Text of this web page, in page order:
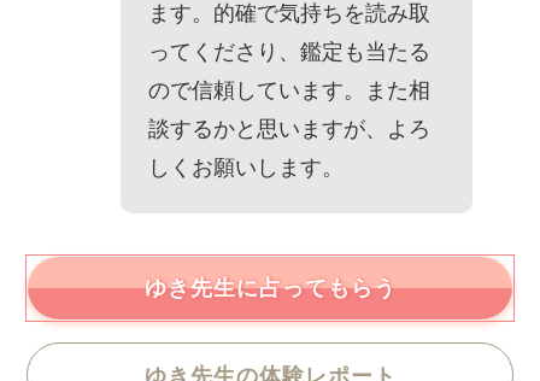
ます。的確で気持ちを読み取
ってくださり、鑑定も当たる
ので信頼しています。また相
談するかと思いますが、よろ
しくお願いします。
ゆき先生に占ってもらう
ゆき先生の体験レポート